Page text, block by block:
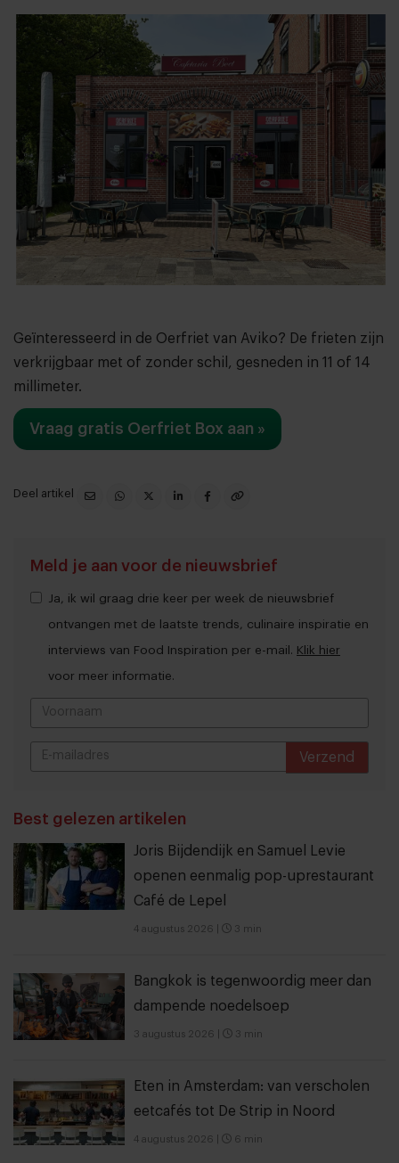
Geïnteresseerd in de Oerfriet van Aviko? De frieten zijn
verkrijgbaar met of zonder schil, gesneden in 11 of 14
millimeter.
Vraag gratis Oerfriet Box aan »
Deel artikel
Meld je aan voor de nieuwsbrief
Ja, ik wil graag drie keer per week de nieuwsbrief
ontvangen met de laatste trends, culinaire inspiratie en
interviews van Food Inspiration per e-mail. Klik hier
voor meer informatie.
Verzend
Best gelezen artikelen
Joris Bijdendijk en Samuel Levie
openen eenmalig pop-uprestaurant
Café de Lepel
4 augustus 2026 3 min
Bangkok is tegenwoordig meer dan
dampende noedelsoep
3 augustus 2026 3 min
Eten in Amsterdam: van verscholen
eetcafés tot De Strip in Noord
4 augustus 2026 6 min